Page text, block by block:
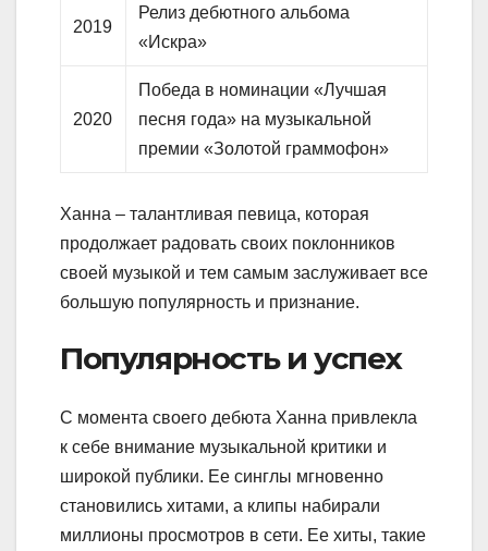
2019
Релиз дебютного альбома
«Искра»
2020
Победа в номинации «Лучшая
песня года» на музыкальной
премии «Золотой граммофон»
Ханна – талантливая певица, которая
продолжает радовать своих поклонников
своей музыкой и тем самым заслуживает все
большую популярность и признание.
Популярность и успех
С момента своего дебюта Ханна привлекла
к себе внимание музыкальной критики и
широкой публики. Ее синглы мгновенно
становились хитами, а клипы набирали
миллионы просмотров в сети. Ее хиты, такие